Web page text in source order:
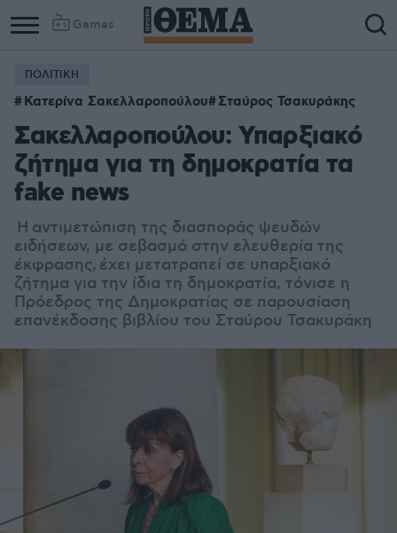
Games
ΠΟΛΙΤΙΚΗ
Κατερίνα Σακελλαροπούλου Σταύρος Τσακυράκης
Σακελλαροπούλου: Υπαρξιακό
ζήτημα για τη δημοκρατία τα
fake news
Η αντιμετώπιση της διασποράς ψευδών
ειδήσεων, με σεβασμό στην ελευθερία της
έκφρασης, έχει μετατραπεί σε υπαρξιακό
ζήτημα για την ίδια τη δημοκρατία, τόνισε η
Πρόεδρος της Δημοκρατίας σε παρουσίαση
επανέκδοσης βιβλίου του Σταύρου Τσακυράκη